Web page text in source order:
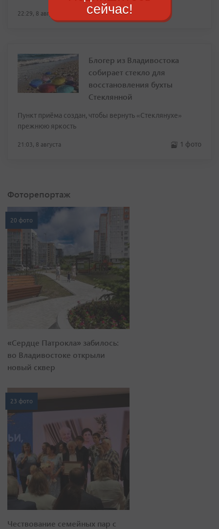
22:29, 8 августа
Блогер из Владивостока
собирает стекло для
восстановления бухты
Стеклянной
Пункт приёма создан, чтобы вернуть «Стеклянухе»
прежнюю яркость
21:03, 8 августа 1 фото
Фоторепортаж
20 фото
«Сердце Патрокла» забилось:
во Владивостоке открыли
новый сквер
23 фото
Чествование семейных пар с
сейчас!